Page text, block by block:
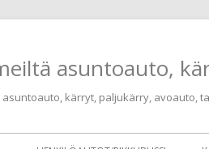
asuntoauto,
kärryt, paljukärry, avoauto,